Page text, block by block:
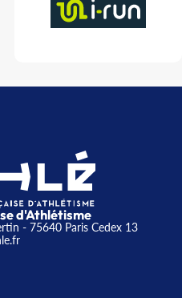
d'Athlétisme
- 75640 Paris Cedex 13